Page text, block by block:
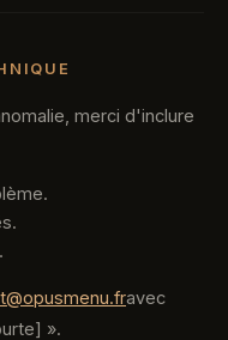
merci d'inclure
avec
».